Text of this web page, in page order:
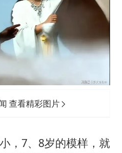
“中国蔬菜之乡”最高温达41.8℃
查看精彩图片
，7、8岁的模样，就